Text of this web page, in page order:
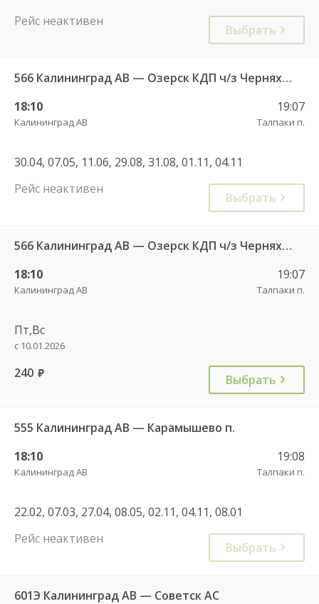
Рейс неактивен
Выбрать
566 Калининград АВ — Озерск КДП ч/з Черняховск АС
18:10
Калининград АВ
19:07
Талпаки п.
30.04, 07.05, 11.06, 29.08, 31.08, 01.11, 04.11
Рейс неактивен
Выбрать
566 Калининград АВ — Озерск КДП ч/з Черняховск АС
18:10
Калининград АВ
19:07
Талпаки п.
Пт,Вс
с 10.01.2026
240 руб. Выбрать
555 Калининград АВ — Карамышево п.
18:10
Калининград АВ
19:08
Талпаки п.
22.02, 07.03, 27.04, 08.05, 02.11, 04.11, 08.01
Рейс неактивен
Выбрать
601Э Калининград АВ — Советск АС